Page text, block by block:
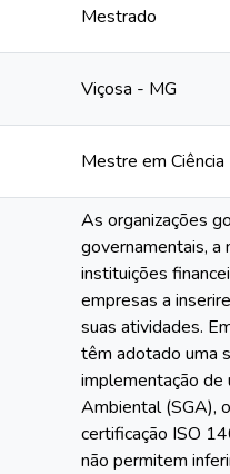
Mestrado
Viçosa - MG
Mestre em
As organizações
governamentais, a
instituições
empresas a
suas atividades.
têm adotado uma
implementação
Ambiental (SGA),
certificação ISO
não permitem